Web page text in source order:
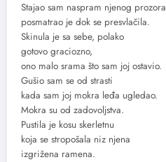
Stajao sam naspram njenog prozora
posmatrao je dok se presvlačila.
Skinula je sa sebe, polako
gotovo graciozno,
ono malo srama što sam joj ostavio.
Gušio sam se od strasti
kada sam joj mokra leđa ugledao.
Mokra su od zadovoljstva.
Pustila je kosu skerletnu
koja se stropošala niz njena
izgrižena ramena.